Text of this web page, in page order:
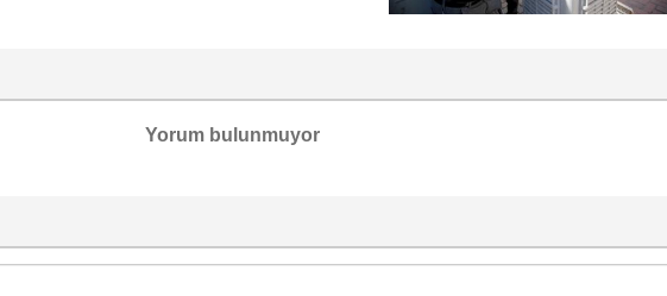
Yorum bulunmuyor